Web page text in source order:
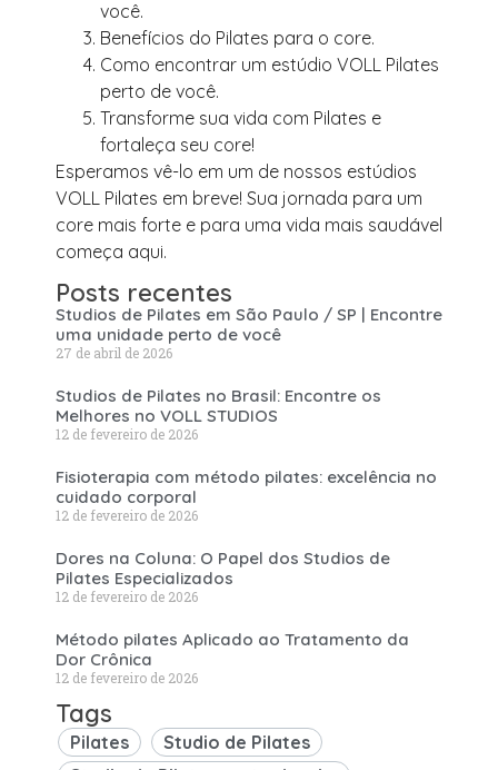
você.
Benefícios do Pilates para o core.
Como encontrar um estúdio VOLL Pilates
perto de você.
Transforme sua vida com Pilates e
fortaleça seu core!
Esperamos vê-lo em um de nossos estúdios
VOLL Pilates em breve! Sua jornada para um
core mais forte e para uma vida mais saudável
começa aqui.
Posts recentes
Studios de Pilates em São Paulo / SP | Encontre
uma unidade perto de você
27 de abril de 2026
Studios de Pilates no Brasil: Encontre os
Melhores no VOLL STUDIOS
12 de fevereiro de 2026
Fisioterapia com método pilates: excelência no
cuidado corporal
12 de fevereiro de 2026
Dores na Coluna: O Papel dos Studios de
Pilates Especializados
12 de fevereiro de 2026
Método pilates Aplicado ao Tratamento da
Dor Crônica
12 de fevereiro de 2026
Tags
Pilates
Studio de Pilates